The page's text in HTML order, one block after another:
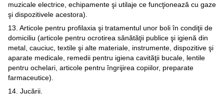
muzicale electrice, echipamente şi utilaje ce funcţionează cu gaze
şi dispozitivele acestora).
13. Articole pentru profilaxia şi tratamentul unor boli în condiţii de
domiciliu (articole pentru ocrotirea sănătăţii publice şi igienă din
metal, cauciuc, textile şi alte materiale, instrumente, dispozitive şi
aparate medicale, remedii pentru igiena cavităţii bucale, lentile
pentru ochelari, articole pentru îngrijirea copiilor, preparate
farmaceutice).
14. Jucării.